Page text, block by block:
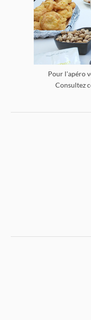
Pour l'apéro
Consultez